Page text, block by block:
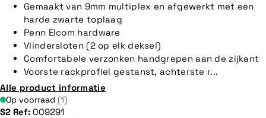
Gemaakt van 9mm multiplex en afgewerkt met een
harde zwarte toplaag
Penn Elcom hardware
Vlindersloten (2 op elk deksel)
Comfortabele verzonken handgrepen aan de zijkant
Voorste rackprofiel gestanst, achterste r...
Alle product informatie
Op voorraad (1)
S2 Ref: 009291